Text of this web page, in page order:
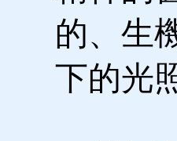
的、生
下的光